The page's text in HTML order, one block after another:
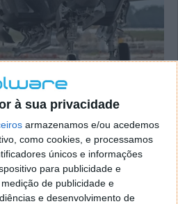
à sua privacidade
armazenamos e/ou acedemos
como cookies, e processamos
únicos e informações
para publicidade e
de publicidade e
e desenvolvimento de
1.º
de um caça F-